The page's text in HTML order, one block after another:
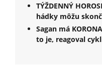
TÝŽDENNÝ
hádky môžu
Sagan má
to je, reagoval